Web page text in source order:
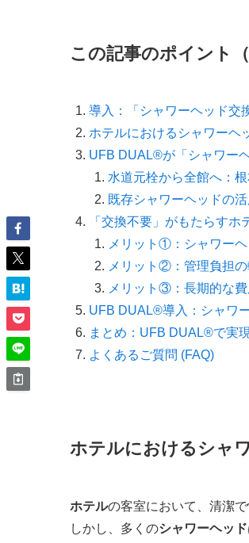
この記事のポイント（
導入：「シャワーヘッド交
ホテルにおけるシャワーヘ
UFB DUAL®が「シャワー
水道元栓から全館へ：
既存シャワーヘッドの
「交換不要」がもたらすホ
メリット①：シャワー
メリット②：管理負担
メリット③：長期的な
UFB DUAL®導入：シャワ
まとめ：UFB DUAL®で実
よくあるご質問 (FAQ)
ホテルにおけるシャ
ホテルの客室において、清潔
しかし、多くのシャワーヘッド